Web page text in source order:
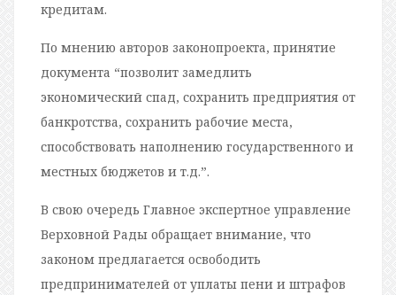
кредитам.
По мнению авторов законопроекта, принятие
документа “позволит замедлить
экономический спад, сохранить предприятия от
банкротства, сохранить рабочие места,
способствовать наполнению государственного и
местных бюджетов и т.д.”.
В свою очередь Главное экспертное управление
Верховной Рады обращает внимание, что
законом предлагается освободить
предпринимателей от уплаты пени и штрафов